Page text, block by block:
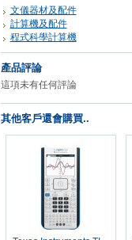
文儀器材及配件
計算機及配件
程式科學計算機
產品評論
這項未有任何評論
其他客戶還會購買..